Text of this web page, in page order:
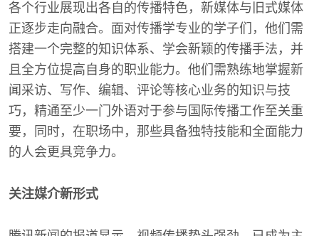
各个行业展现出各自的传播特色，新媒体与旧式媒体
正逐步走向融合。面对传播学专业的学子们，他们需
搭建一个完整的知识体系、学会新颖的传播手法，并
且全方位提高自身的职业能力。他们需熟练地掌握新
闻采访、写作、编辑、评论等核心业务的知识与技
巧，精通至少一门外语对于参与国际传播工作至关重
要，同时，在职场中，那些具备独特技能和全面能力
的人会更具竞争力。
关注媒介新形式